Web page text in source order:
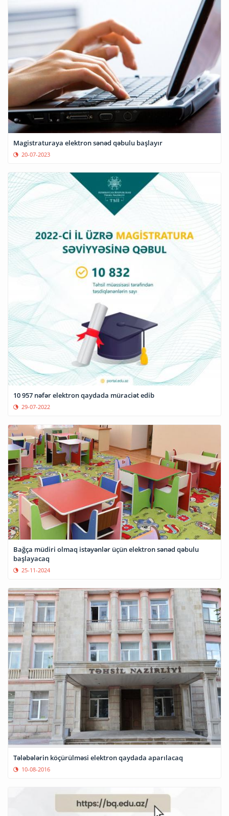
Magistraturaya elektron sənəd qəbulu başlayır
20-07-2023
10 957 nəfər elektron qaydada müraciət edib
29-07-2022
Bağça müdiri olmaq istəyənlər üçün elektron sənəd qəbulu
başlayacaq
25-11-2024
Tələbələrin köçürülməsi elektron qaydada aparılacaq
10-08-2016